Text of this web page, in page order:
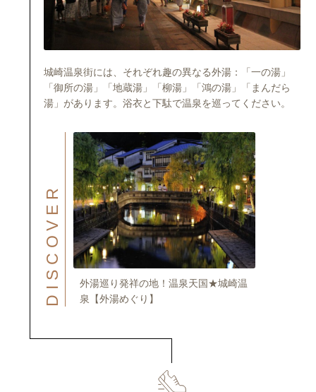
城崎温泉街には、それぞれ趣の異なる外湯：「一の湯」
「御所の湯」「地蔵湯」「柳湯」「鴻の湯」「まんだら
湯」があります。浴衣と下駄で温泉を巡ってください。
DISCOVER
外湯巡り発祥の地！温泉天国★城崎温
泉【外湯めぐり】